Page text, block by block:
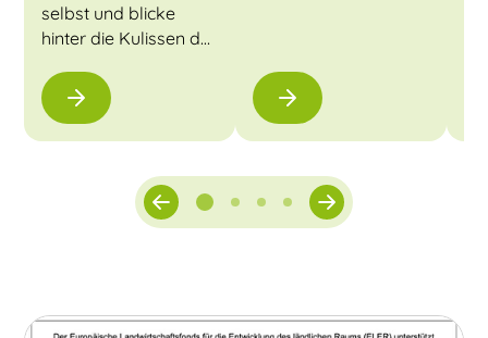
selbst und blicke
hinter die Kulissen der